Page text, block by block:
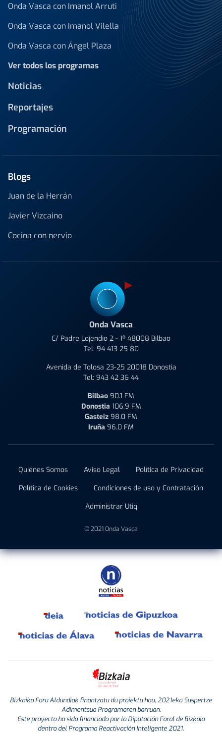
Onda Vasca con Imanol Arruti
Onda Vasca con Imanol Vilella
Onda Vasca con Ángel Plaza
Ver todos los programas
Noticias
Reportajes
Programación
Blogs
Juan de la Herrán
Javier Vizcaino
Cocina con nervio
Onda Vasca
C/ Padre Lojendio 2 - 1º 48008 Bilbao
Tel: 94 413 25 80
Avenida de Tolosa 23-25 20018 Donostia
Tel: 943 42 36 44
Bilbao 90.1 FM
Donostia 106.9 FM
Gasteiz 98.0 FM
Iruña 96.0 FM
Quiénes Somos Aviso Legal
Política de Privacidad
Política de Cookies
Condiciones de uso y Contratación
Administrar Utiq
© 2021 Onda Vasca
Bizkaiko Foru Aldundiak finantzatu du proiektu hau, 2021eko Suspertze
Adimentsua Programaren barruan.
Este proyecto ha sido financiado por la Diputación Foral de Bizkaia
dentro del Programa Reactivación Inteligente 2021.